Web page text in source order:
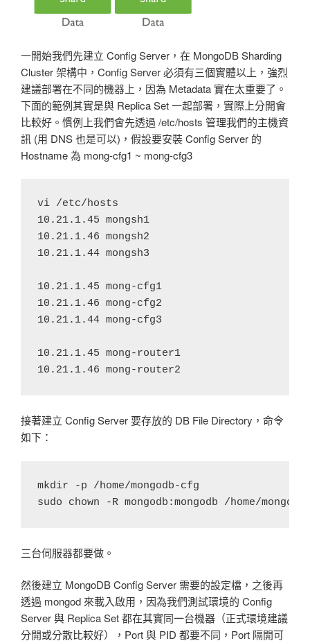
一開始我們先建立 Config Server，在 MongoDB Sharding
Cluster 架構中，Config Server 必須有三個實體以上，強烈
建議部署在不同的機器上，因為 Metadata 實在太重要了。
下面的範例其實是與 Replica Set 一起部署，實際上分開會
比較好。慣例上我們會先透過 /etc/hosts 管理我們的主機資
訊 (用 DNS 也是可以)，假設要安裝 Config Server 的
Hostname 為 mong-cfg1 ~ mong-cfg3
vi /etc/hosts
10.21.1.45 mongsh1
10.21.1.46 mongsh2
10.21.1.44 mongsh3
10.21.1.45 mong-cfg1
10.21.1.46 mong-cfg2
10.21.1.44 mong-cfg3
10.21.1.45 mong-router1
接著建立 Config Server 要存放的 DB File Directory，命令
如下：
mkdir -p /home/mongodb-cfg
sudo chown -R mongodb:mongodb /home/
三台伺服器都要做。
然後建立 MongoDB Config Server 需要的設定檔，之後再
透過 mongod 來載入啟用，因為我們測試環境的 Config
Server 與 Replica Set 都在其實同一台機器（正式環境建議
分開或分散比較好），Port 與 PID 都要不同，Port 隔開可